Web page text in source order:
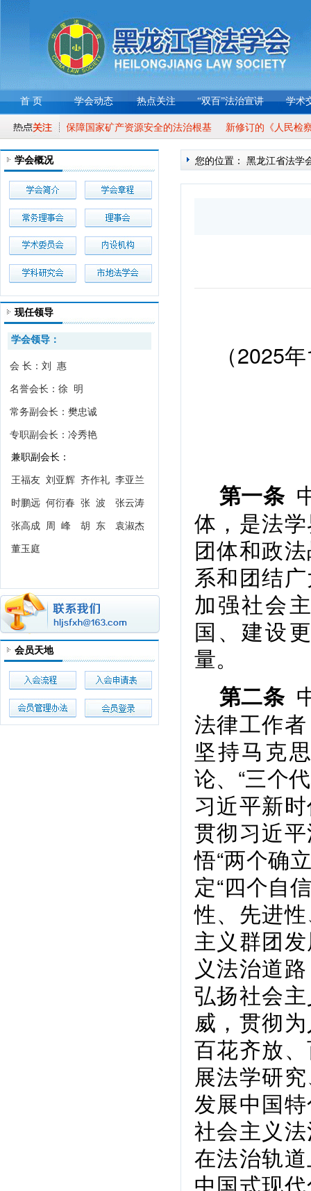
首 页 学会动态 热点关注 “双百”法治宣讲 学术
进一步夯实保障国家矿产资源安全的法治根基 新修订的《人民检察
学会概况
现任领导
学会领导：
会 长：刘 惠
名誉会长：徐 明
常务副会长：樊忠诚
专职副会长：冷秀艳
兼职副会长：
王福友 刘亚辉 齐作礼 李亚兰
时鹏远 何衍春 张 波 张云涛
张高成 周 峰 胡 东 袁淑杰
董玉庭
会员天地
您的位置： 黑龙江省法学
（2025
第一条
体，是法
团体和政
系和团结
加强社会
国、建设
量。
第二条
法律工作
坚持马克
论、“三个
习近平新
贯彻习近
悟“两个确
定“四个自
性、先进
主义群团
义法治道
弘扬社会
威，贯彻
百花齐放
展法学研
发展中国
社会主义
在法治轨
中国式现